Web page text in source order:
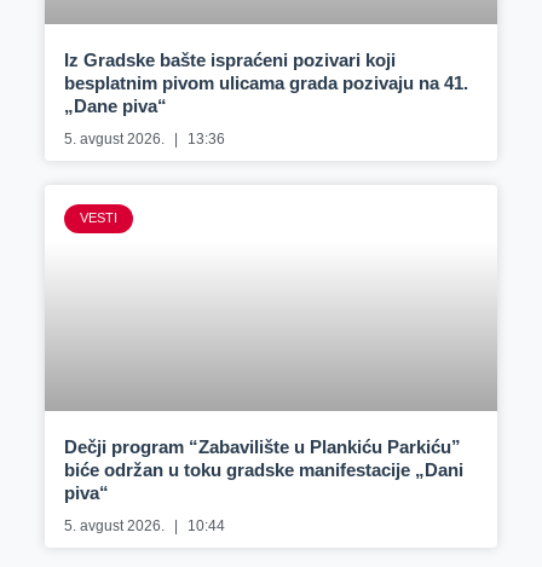
Iz Gradske bašte ispraćeni pozivari koji
besplatnim pivom ulicama grada pozivaju na 41.
„Dane piva“
5. avgust 2026. 13:36
VESTI
Dečji program “Zabavilište u Plankiću Parkiću”
biće održan u toku gradske manifestacije „Dani
piva“
5. avgust 2026. 10:44